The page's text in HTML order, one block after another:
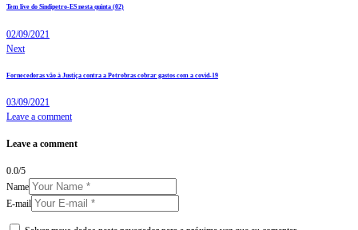
Tem live do Sindipetro-ES nesta quinta (02)
02/09/2021
Next
Fornecedoras vão à Justiça contra a Petrobras cobrar gastos com a covid-19
03/09/2021
Leave a comment
Leave a comment
0.0/5
Name
E-mail